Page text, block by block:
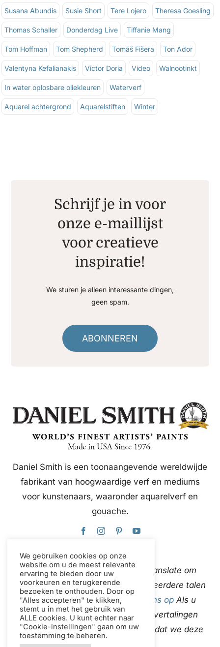
Susana Abundis Susie Short Tere Lojero Theresa Goesling
Thomas Schaller Donderdag Live Tiffanie Mang
Tom Hoffman Tom Shepherd Tomáš Fišera Ton Ador
Valentyna Kefalianakis Victor Doria Video Walnootinkt
In water oplosbare oliekleuren Waterverf
Aquarel achtergrond Aquarelstiften Winter
Schrijf je in voor
onze e-maillijst
voor creatieve
inspiratie!
We sturen je alleen interessante dingen,
geen spam.
ABONNEREN
Daniel Smith is een toonaangevende wereldwijde
fabrikant van hoogwaardige verf en mediums
voor kunstenaars, waaronder aquarelverf en
gouache.
Deze website gebruikt Google Translate om
content direct en automatisch in meerdere talen
te vertalen.neem contact met ons opAls u
onjuistheden in de automatische vertalingen
ontdekt, laat het ons dan weten zodat we deze
kunnen corrigeren.
We gebruiken cookies op onze
website om u de meest relevante
ervaring te bieden door uw
voorkeuren en terugkerende
bezoeken te onthouden. Door op
"Alles accepteren" te klikken,
stemt u in met het gebruik van
ALLE cookies. U kunt echter naar
"Cookie-instellingen" gaan om uw
toestemming te beheren.